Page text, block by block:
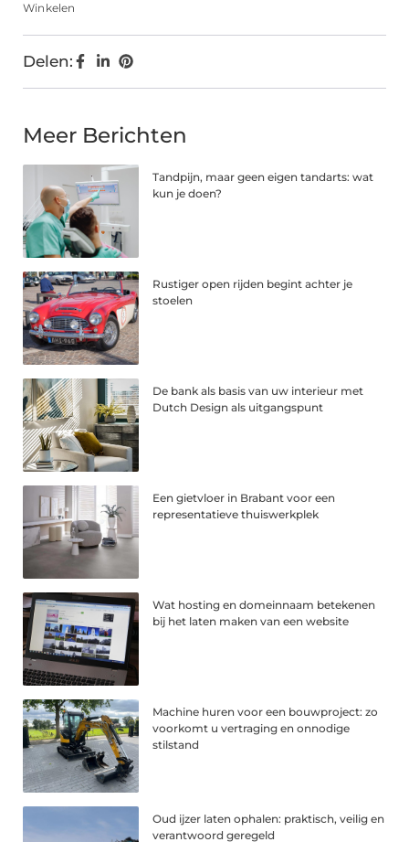
Winkelen
Delen:
Meer Berichten
Tandpijn, maar geen eigen tandarts: wat
kun je doen?
Rustiger open rijden begint achter je
stoelen
De bank als basis van uw interieur met
Dutch Design als uitgangspunt
Een gietvloer in Brabant voor een
representatieve thuiswerkplek
Wat hosting en domeinnaam betekenen
bij het laten maken van een website
Machine huren voor een bouwproject: zo
voorkomt u vertraging en onnodige
stilstand
Oud ijzer laten ophalen: praktisch, veilig en
verantwoord geregeld